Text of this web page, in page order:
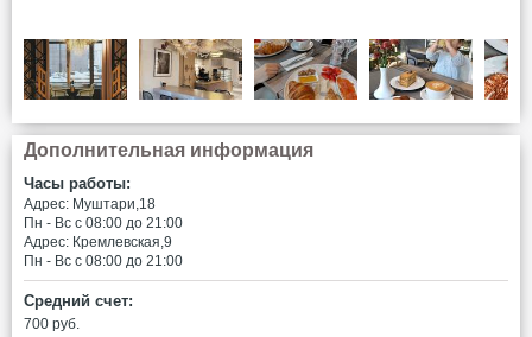
Дополнительная информация
Часы работы:
Адрес: Муштари,18
Пн - Вс c 08:00 до 21:00
Адрес: Кремлевская,9
Пн - Вс c 08:00 до 21:00
Средний счет:
700 руб.